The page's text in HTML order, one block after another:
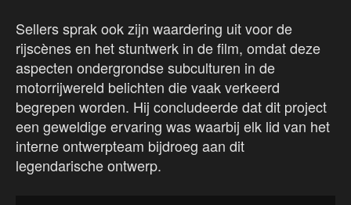
Sellers sprak ook zijn waardering uit voor de
rijscènes en het stuntwerk in de film, omdat deze
aspecten ondergrondse subculturen in de
motorrijwereld belichten die vaak verkeerd
begrepen worden. Hij concludeerde dat dit project
een geweldige ervaring was waarbij elk lid van het
interne ontwerpteam bijdroeg aan dit
legendarische ontwerp.